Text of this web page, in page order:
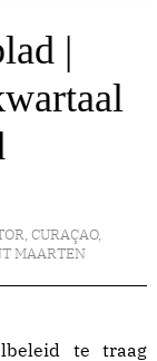
|
, CURAÇAO,
MAARTEN
te traag